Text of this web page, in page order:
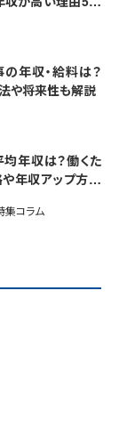
年収・給料は？
や将来性も解説
年収は？働くた
年収アップ方法
集コラム